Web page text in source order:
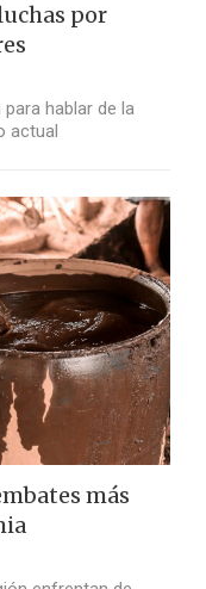
por
hablar de la
actual
más